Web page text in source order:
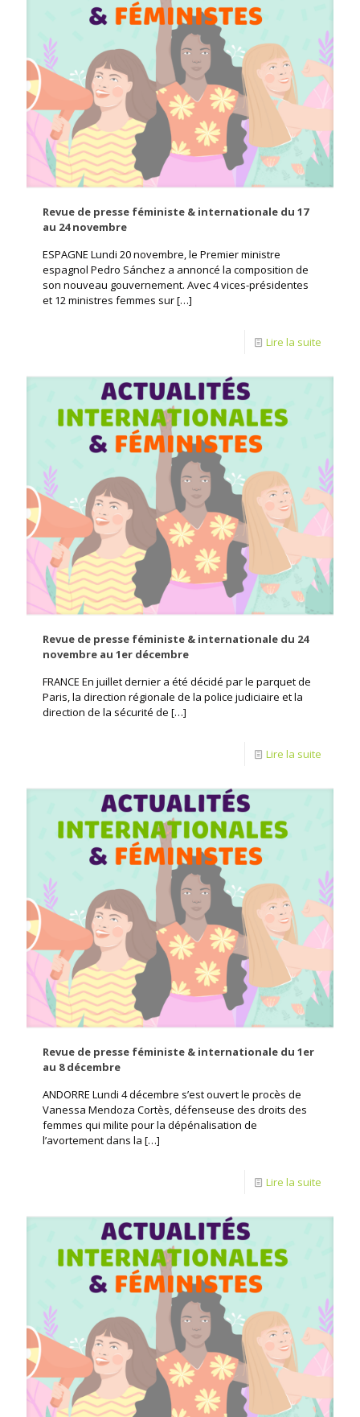
Revue de presse féministe & internationale du 17
au 24 novembre
ESPAGNE Lundi 20 novembre, le Premier ministre
espagnol Pedro Sánchez a annoncé la composition de
son nouveau gouvernement. Avec 4 vices-présidentes
et 12 ministres femmes sur[…]
Lire la suite
Revue de presse féministe & internationale du 24
novembre au 1er décembre
FRANCE En juillet dernier a été décidé par le parquet de
Paris, la direction régionale de la police judiciaire et la
direction de la sécurité de […]
Lire la suite
Revue de presse féministe & internationale du 1er
au 8 décembre
ANDORRE Lundi 4 décembre s’est ouvert le procès de
Vanessa Mendoza Cortès, défenseuse des droits des
femmes qui milite pour la dépénalisation de
l’avortement dans la […]
Lire la suite